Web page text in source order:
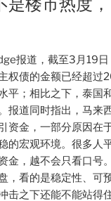
报道，截至3月19日
权债的金额已经超过
平；相比之下，泰国
报道同时指出，马来
资金，一部分原因在
的宏观环境。很多人
金，越不会只看口号
，看的是稳定性、可
击之下还能不能站得